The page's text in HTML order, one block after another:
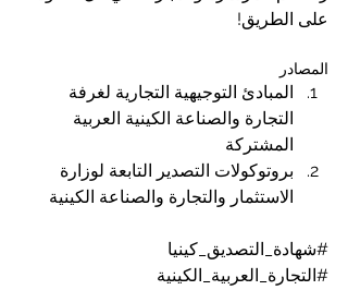
على الطريق!
المصادر
المبادئ التوجيهية التجارية لغرفة
التجارة والصناعة الكينية العربية
المشتركة
بروتوكولات التصدير التابعة لوزارة
الاستثمار والتجارة والصناعة الكينية
#شهادة_التصديق_كينيا
#التجارة_العربية_الكينية